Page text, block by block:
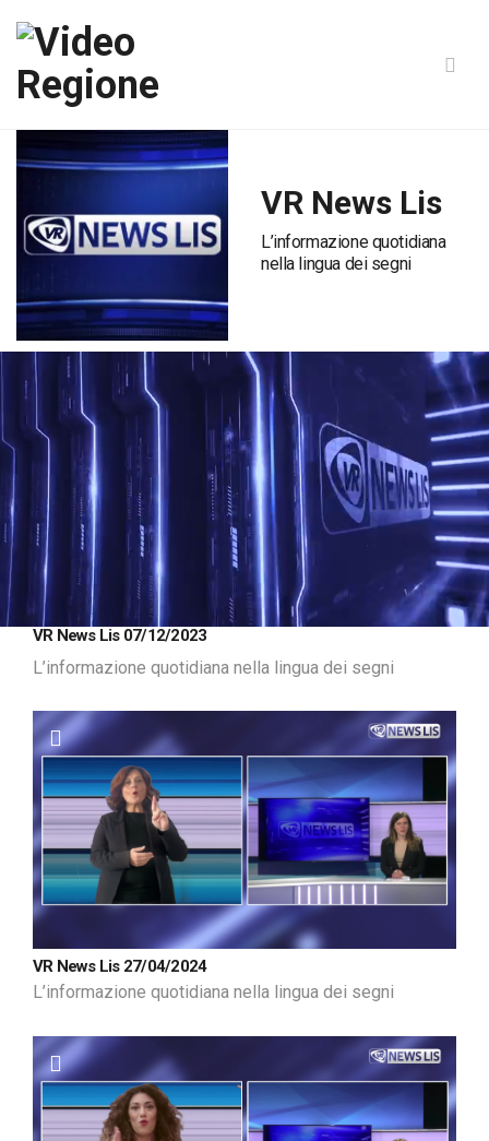
VR News Lis
L’informazione quotidiana
nella lingua dei segni
Unmute Loaded
13.63%
VR News Lis 07/12/2023
L’informazione quotidiana nella lingua dei segni
VR News Lis 27/04/2024
L’informazione quotidiana nella lingua dei segni